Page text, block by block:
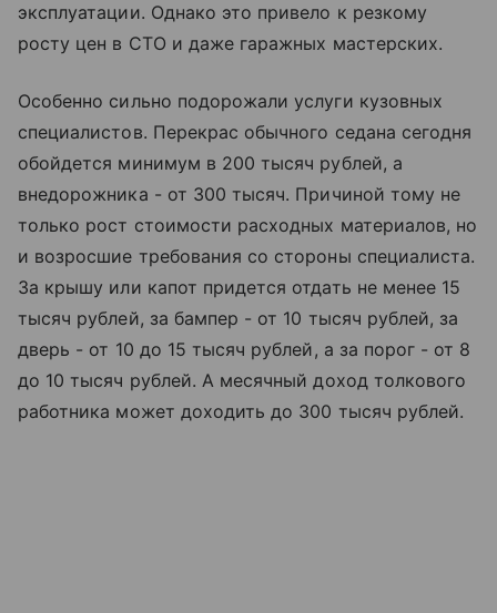
эксплуатации. Однако это привело к резкому
росту цен в СТО и даже гаражных мастерских.
Особенно сильно подорожали услуги кузовных
специалистов. Перекрас обычного седана сегодня
обойдется минимум в 200 тысяч рублей, а
внедорожника - от 300 тысяч. Причиной тому не
только рост стоимости расходных материалов, но
и возросшие требования со стороны специалиста.
За крышу или капот придется отдать не менее 15
тысяч рублей, за бампер - от 10 тысяч рублей, за
дверь - от 10 до 15 тысяч рублей, а за порог - от 8
до 10 тысяч рублей. А месячный доход толкового
работника может доходить до 300 тысяч рублей.